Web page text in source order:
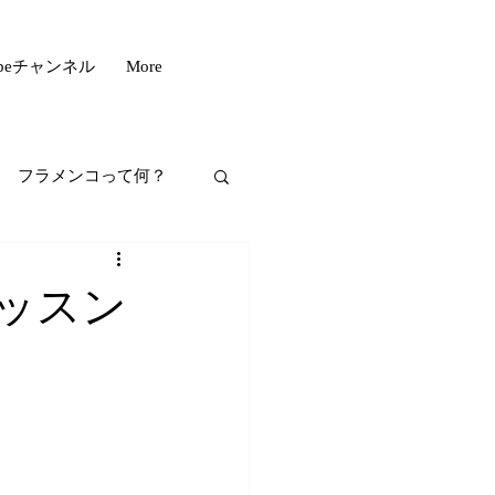
チャンネル More
フラメンコって何？
スン